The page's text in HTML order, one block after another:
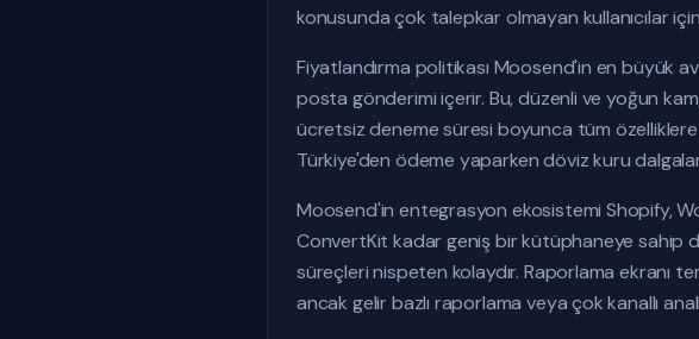
konusunda çok talepkar olmayan kullanıcılar için
Fiyatlandırma politikası Moosend'in en büyük
posta gönderimi içerir. Bu, düzenli ve yoğun
ücretsiz deneme süresi boyunca tüm özelliklere
Türkiye'den ödeme yaparken döviz kuru
Moosend'in entegrasyon ekosistemi Shopify,
ConvertKit kadar geniş bir kütüphaneye sahip
süreçleri nispeten kolaydır. Raporlama ekranı
ancak gelir bazlı raporlama veya çok kanallı